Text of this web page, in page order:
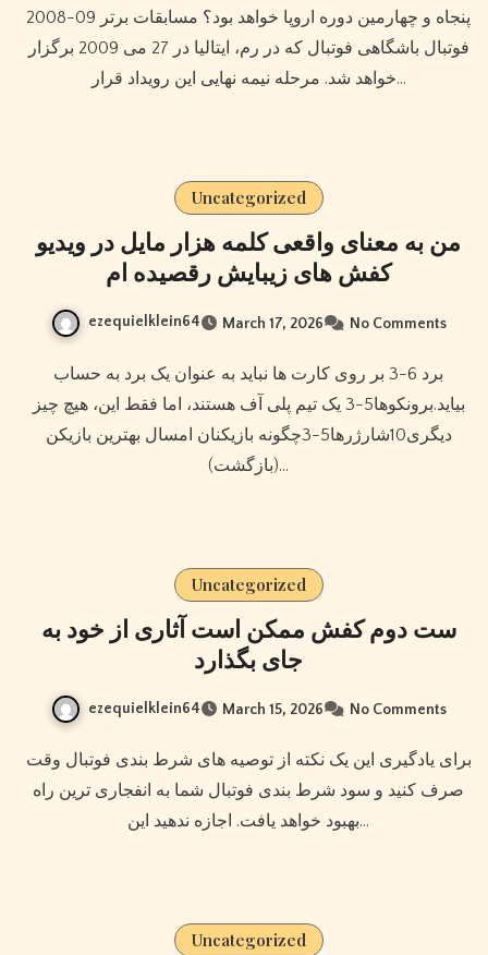
2008-09 پنجاه و چهارمین دوره اروپا خواهد بود؟ مسابقات برتر
فوتبال باشگاهی فوتبال که در رم، ایتالیا در 27 می 2009 برگزار
خواهد شد. مرحله نیمه نهایی این رویداد قرار…
Uncategorized
من به معنای واقعی کلمه هزار مایل در ویدیو
کفش های زیبایش رقصیده ام
ezequielklein64 March 17, 2026 No Comments
برد 6-3 بر روی کارت ها نباید به عنوان یک برد به حساب
بیاید.برونکوها5-3 یک تیم پلی آف هستند، اما فقط این، هیچ چیز
دیگری10شارژرها5-3چگونه بازیکنان امسال بهترین بازیکن
(بازگشت)…
Uncategorized
ست دوم کفش ممکن است آثاری از خود به
جای بگذارد
ezequielklein64 March 15, 2026 No Comments
برای یادگیری این یک نکته از توصیه های شرط بندی فوتبال وقت
صرف کنید و سود شرط بندی فوتبال شما به انفجاری ترین راه
بهبود خواهد یافت. اجازه ندهید این…
Uncategorized